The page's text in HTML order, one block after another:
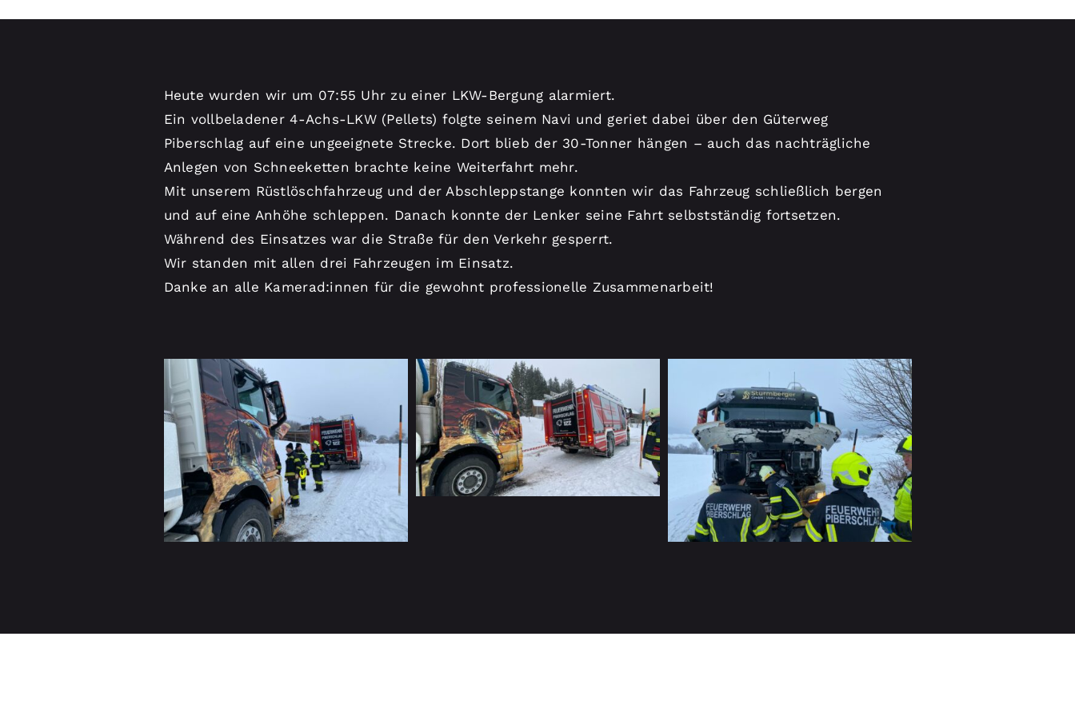
Heute wurden wir um 07:55 Uhr zu einer LKW-Bergung alarmiert.
Ein vollbeladener 4-Achs-LKW (Pellets) folgte seinem Navi und geriet dabei über den Güterweg
Piberschlag auf eine ungeeignete Strecke. Dort blieb der 30-Tonner hängen – auch das nachträgliche
Anlegen von Schneeketten brachte keine Weiterfahrt mehr.
Mit unserem Rüstlöschfahrzeug und der Abschleppstange konnten wir das Fahrzeug schließlich bergen
und auf eine Anhöhe schleppen. Danach konnte der Lenker seine Fahrt selbstständig fortsetzen.
Während des Einsatzes war die Straße für den Verkehr gesperrt.
Wir standen mit allen drei Fahrzeugen im Einsatz.
Danke an alle Kamerad:innen für die gewohnt professionelle Zusammenarbeit!